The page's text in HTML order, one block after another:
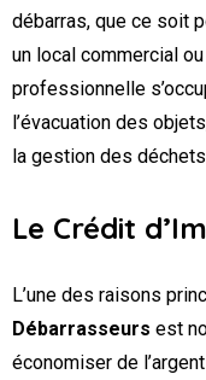
débarras, que ce soit
un local commercial
professionnelle
l’évacuation des
la gestion des
Le Crédit
L’une des raisons
Débarrasseurs est
économiser de